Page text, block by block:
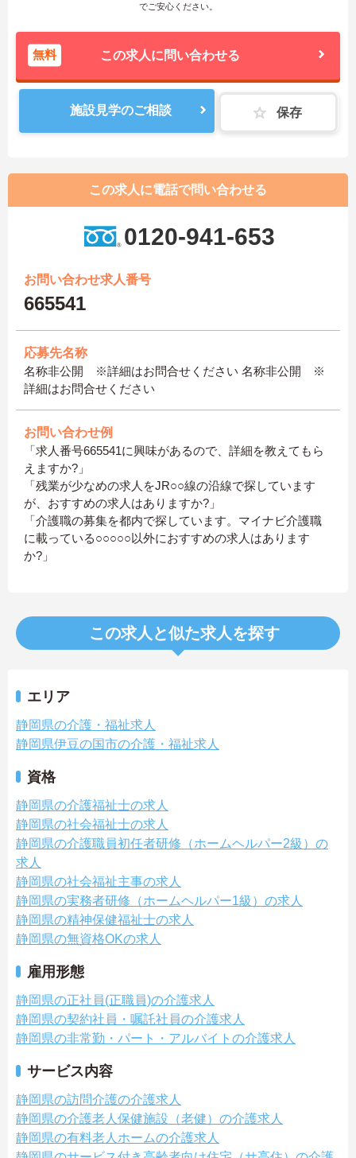
でご安心ください。
無料 この求人に問い合わせる
施設見学のご相談 保存
この求人に電話で問い合わせる
0120-941-653
お問い合わせ求人番号
665541
応募先名称
名称非公開 ※詳細はお問合せください 名称非公開 ※
詳細はお問合せください
お問い合わせ例
「求人番号665541に興味があるので、詳細を教えてもら
えますか?」
「残業が少なめの求人をJR○○線の沿線で探しています
が、おすすめの求人はありますか?」
「介護職の募集を都内で探しています。マイナビ介護職
に載っている○○○○○以外におすすめの求人はあります
か?」
この求人と似た求人を探す
エリア
静岡県の介護・福祉求人
静岡県伊豆の国市の介護・福祉求人
資格
静岡県の介護福祉士の求人
静岡県の社会福祉士の求人
静岡県の介護職員初任者研修（ホームヘルパー2級）の
求人
静岡県の社会福祉主事の求人
静岡県の実務者研修（ホームヘルパー1級）の求人
静岡県の精神保健福祉士の求人
静岡県の無資格OKの求人
雇用形態
静岡県の正社員(正職員)の介護求人
静岡県の契約社員・嘱託社員の介護求人
静岡県の非常勤・パート・アルバイトの介護求人
サービス内容
静岡県の訪問介護の介護求人
静岡県の介護老人保健施設（老健）の介護求人
静岡県の有料老人ホームの介護求人